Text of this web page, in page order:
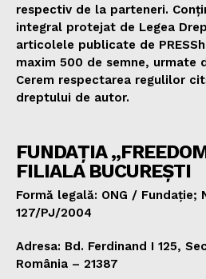
respectiv de la parteneri.
integral protejat de Legea
articolele publicate de
maxim 500 de semne, urmate
Cerem respectarea regulilor
dreptului de autor.
FUNDAȚIA
FILIALA BUCUREȘTI
Formă legală: ONG / Fundație;
127/PJ/2004
Adresa: Bd. Ferdinand I 125,
România – 21387